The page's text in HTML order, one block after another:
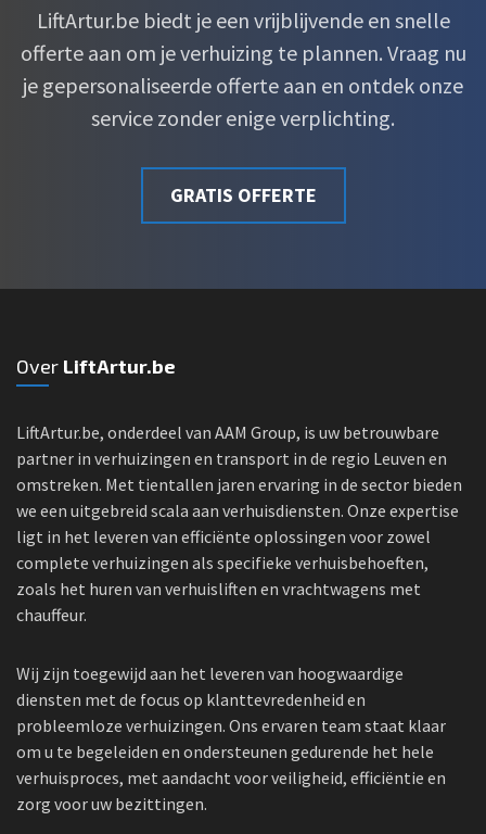
LiftArtur.be biedt je een vrijblijvende en snelle
offerte aan om je verhuizing te plannen. Vraag nu
je gepersonaliseerde offerte aan en ontdek onze
service zonder enige verplichting.
GRATIS OFFERTE
Over LiftArtur.be
LiftArtur.be, onderdeel van AAM Group, is uw betrouwbare
partner in verhuizingen en transport in de regio Leuven en
omstreken. Met tientallen jaren ervaring in de sector bieden
we een uitgebreid scala aan verhuisdiensten. Onze expertise
ligt in het leveren van efficiënte oplossingen voor zowel
complete verhuizingen als specifieke verhuisbehoeften,
zoals het huren van verhuisliften en vrachtwagens met
chauffeur.
Wij zijn toegewijd aan het leveren van hoogwaardige
diensten met de focus op klanttevredenheid en
probleemloze verhuizingen. Ons ervaren team staat klaar
om u te begeleiden en ondersteunen gedurende het hele
verhuisproces, met aandacht voor veiligheid, efficiëntie en
zorg voor uw bezittingen.